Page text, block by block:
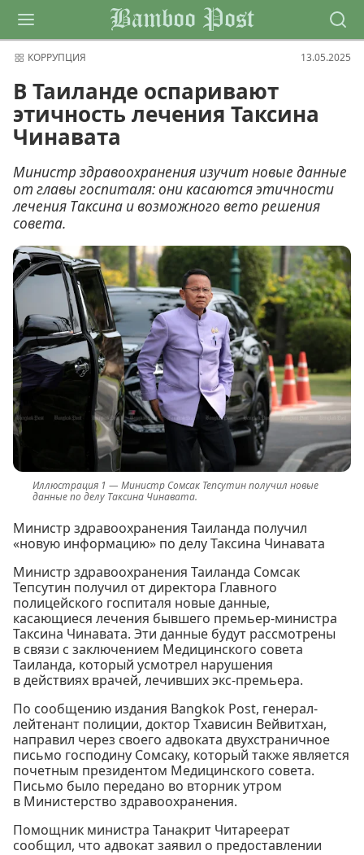
Bamboo Post
КОРРУПЦИЯ 13.05.2025
В Таиланде оспаривают
этичность лечения Таксина
Чинавата
Министр здравоохранения изучит новые данные
от главы госпиталя: они касаются этичности
лечения Таксина и возможного вето решения
совета.
Министр Сомсак Тепсутин получил новые
данные по делу Таксина Чинавата.
Министр здравоохранения Таиланда получил
«новую информацию» по делу Таксина Чинавата
Министр здравоохранения Таиланда Сомсак
Тепсутин получил от директора Главного
полицейского госпиталя новые данные,
касающиеся лечения бывшего премьер-министра
Таксина Чинавата. Эти данные будут рассмотрены
в связи с заключением Медицинского совета
Таиланда, который усмотрел нарушения
в действиях врачей, лечивших экс-премьера.
По сообщению издания Bangkok Post, генерал-
лейтенант полиции, доктор Тхависин Вейвитхан,
направил через своего адвоката двухстраничное
письмо господину Сомсаку, который также является
почетным президентом Медицинского совета.
Письмо было передано во вторник утром
в Министерство здравоохранения.
Помощник министра Танакрит Читареерат
сообщил, что адвокат заявил о предоставлении